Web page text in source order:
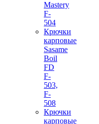
Mastery
F-
504
Крючки
карповые
Sasame
Boil
FD
F-
503,
F-
508
Крючки
карповые